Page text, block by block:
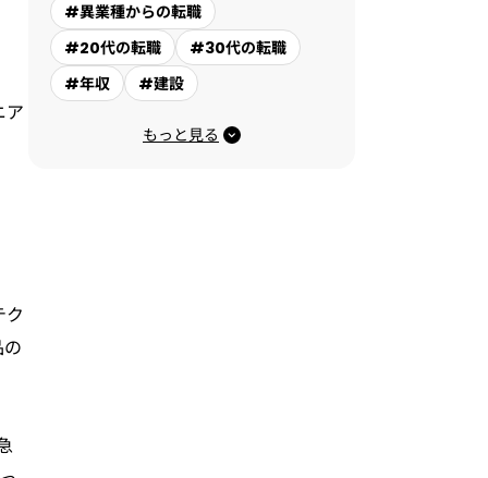
ア
ク
#異業種からの転職
#20代の転職
#30代の転職
#年収
#建設
もっと見る